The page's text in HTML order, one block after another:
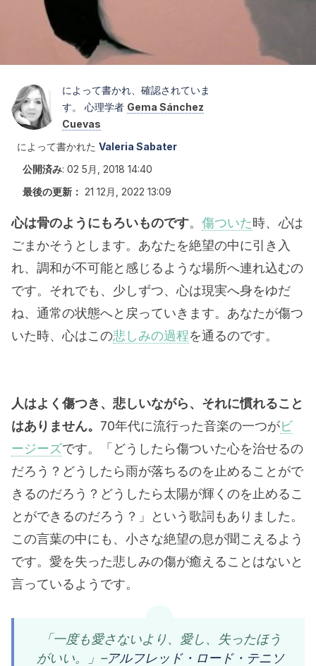
によって書かれ、確認されていま
す。 心理学者 Gema Sánchez
Cuevas
によって書かれた Valeria Sabater
公開済み: 02 5月, 2018 14:40
最後の更新： 21 12月, 2022 13:09
心は骨のようにもろいものです。 傷ついた時、 心は
ごまかそうとします。あなたを絶望の中に引き入
れ、調和が不可能と感じるような場所へ連れ込むの
です。それでも、少しずつ、心は現実へ身をゆだ
ね、通常の状態へと戻っていきます。あなたが傷つ
いた時、心はこの悲しみの過程を通るのです。
人はよく傷つき、悲しいながら、それに慣れること
はありません。 70年代に流行った音楽の一つがビ
ージーズです。「どうしたら傷ついた心を治せるの
だろう？どうしたら雨が落ちるのを止めることがで
きるのだろう？どうしたら太陽が輝くのを止めるこ
とができるのだろう？」という歌詞もありました。
この言葉の中にも、小さな絶望の息が聞こえるよう
です。愛を失った悲しみの傷が癒えることはないと
言っているようです。
「一度も愛さないより、愛し、失ったほう
がいい。」 –アルフレッド・ロード・テニソ